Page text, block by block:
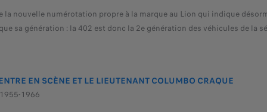
la nouvelle numérotation propre à la marque au Lion qui indique
sa génération : la 402 est donc la 2e génération des véhicules de la
EN SCÈNE ET LE LIEUTENANT COLUMBO CRAQUE
1966